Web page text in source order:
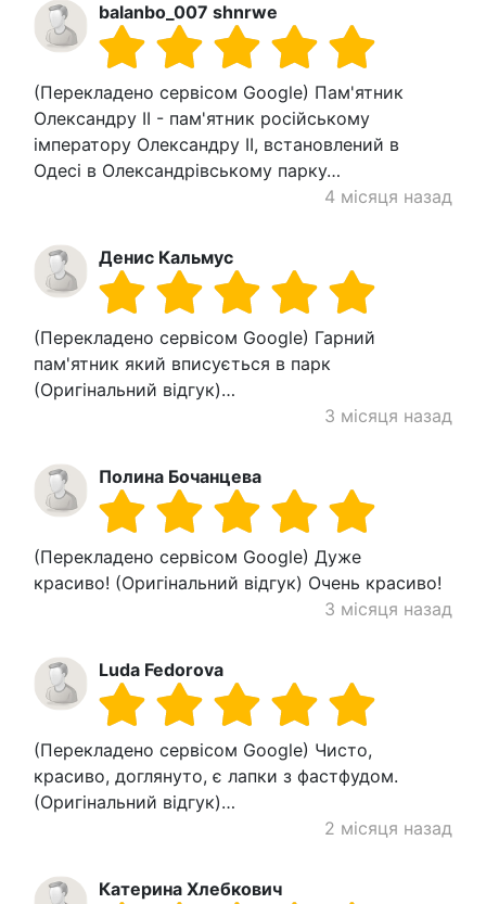
balanbo_007 shnrwe
(Перекладено сервісом Google) Пам'ятник
Олександру II - пам'ятник російському
імператору Олександру II, встановлений в
Одесі в Олександрівському парку…
4 місяця назад
Денис Кальмус
(Перекладено сервісом Google) Гарний
пам'ятник який вписується в парк
(Оригінальний відгук)…
3 місяця назад
Полина Бочанцева
(Перекладено сервісом Google) Дуже
красиво! (Оригінальний відгук) Очень красиво!
3 місяця назад
Luda Fedorova
(Перекладено сервісом Google) Чисто,
красиво, доглянуто, є лапки з фастфудом.
(Оригінальний відгук)…
2 місяця назад
Катерина Хлебкович